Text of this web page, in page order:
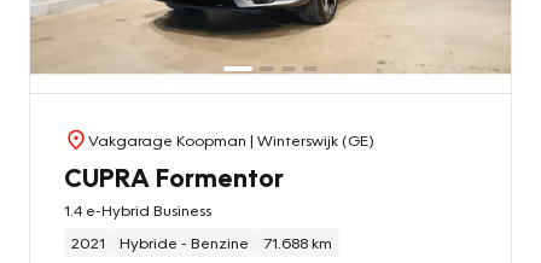
Vakgarage Koopman | Winterswijk (GE)
CUPRA Formentor
1.4 e-Hybrid Business
2021
Hybride - Benzine 71.688 km